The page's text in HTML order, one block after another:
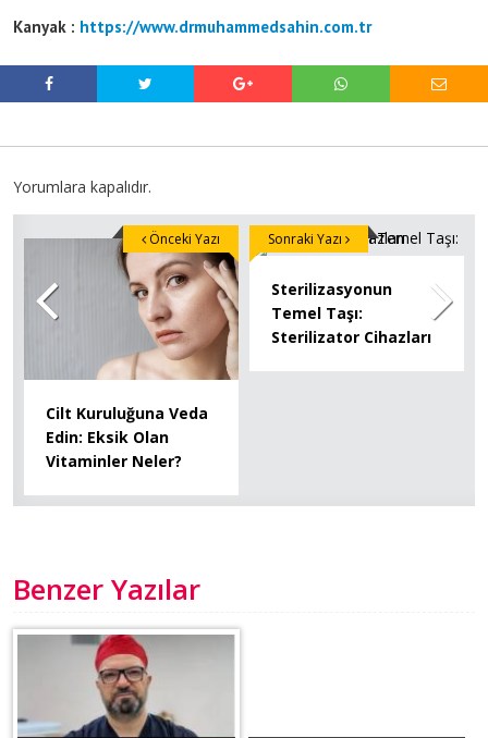
Kanyak : https://www.drmuhammedsahin.com.tr
Yorumlara kapalıdır.
Cilt Kuruluğuna Veda
Edin: Eksik Olan
Vitaminler Neler?
Önceki Yazı
Sterilizasyonun
Temel Taşı:
Sterilizator Cihazları
Sonraki Yazı
Benzer Yazılar